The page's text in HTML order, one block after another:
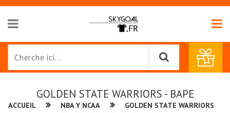
GOLDEN STATE WARRIORS - BAPE
ACCUEIL NBA Y NCAA
GOLDEN STATE WARRIORS